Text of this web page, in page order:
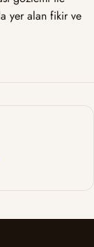
yer alan fikir ve